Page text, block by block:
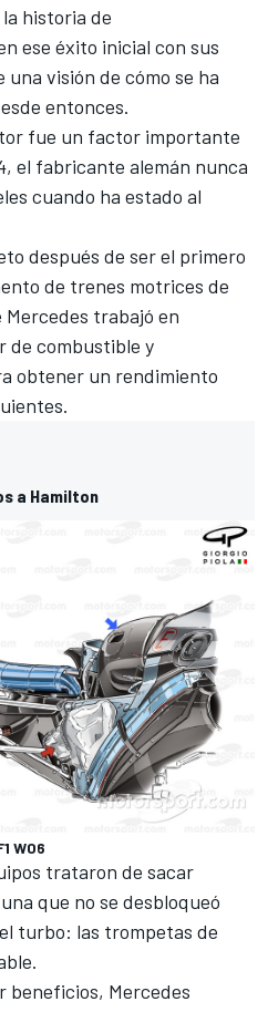
historia de
ese éxito inicial con sus
visión de cómo se ha
entonces.
fue un factor importante
el fabricante alemán nunca
cuando ha estado al
después de ser el primero
de trenes motrices de
trabajó en
de combustible y
obtener un rendimiento
a Hamilton
W06
trataron de sacar
que no se desbloqueó
turbo: las trompetas de
beneficios, Mercedes